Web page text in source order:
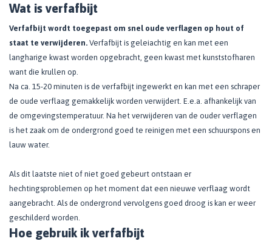
Wat is verfafbijt
​Verfafbijt wordt toegepast om snel oude verflagen op hout of
staat te verwijderen. Verfafbijt is geleiachtig en kan met een
langharige kwast worden opgebracht, geen kwast met kunststofharen
want die krullen op.
Na ca. 15-20 minuten is de verfafbijt ingewerkt en kan met een schraper
de oude verflaag gemakkelijk worden verwijdert. E.e.a. afhankelijk van
de omgevingstemperatuur. Na het verwijderen van de ouder verflagen
is het zaak om de ondergrond goed te reinigen met een schuurspons en
lauw water.
Als dit laatste niet of niet goed gebeurt ontstaan er
hechtingsproblemen op het moment dat een nieuwe verflaag wordt
aangebracht. Als de ondergrond vervolgens goed droog is kan er weer
geschilderd worden.
​Hoe gebruik ik verfafbijt